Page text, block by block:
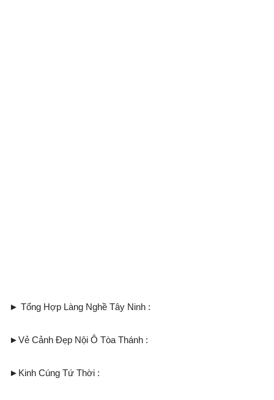
► Tổng Hợp Làng Nghề Tây Ninh :
►Vẻ Cảnh Đẹp Nội Ô Tòa Thánh :
►Kinh Cúng Tứ Thời :